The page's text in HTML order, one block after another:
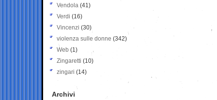
Vendola (41)
Verdi (16)
Vincenzi (30)
violenza sulle donne (342)
Web (1)
Zingaretti (10)
zingari (14)
Archivi